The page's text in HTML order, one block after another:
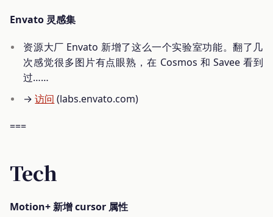
Envato 灵感集
资源大厂 Envato 新增了这么一个实验室功能。翻了几
次感觉很多图片有点眼熟，在 Cosmos 和 Savee 看到
过……
→访问 (labs.envato.com)
===
Tech
Motion+ 新增 cursor 属性